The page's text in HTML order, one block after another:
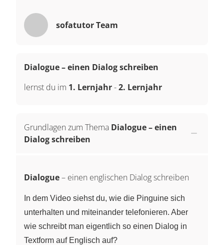
sofatutor Team
Dialogue – einen Dialog schreiben
lernst du im 1. Lernjahr-2. Lernjahr
Grundlagen zum Thema Dialogue – einen
Dialog schreiben
Dialogue– einen englischen Dialog schreiben
In dem Video siehst du, wie die Pinguine sich
unterhalten und miteinander telefonieren. Aber
wie schreibt man eigentlich so einen Dialog in
Textform auf Englisch auf?